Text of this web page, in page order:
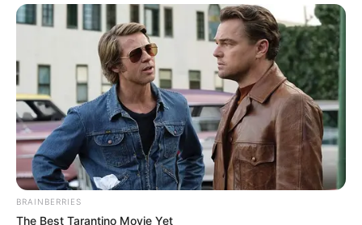
Kaltwassergeysir schießt bei Andernach etwa alle
90 Minuten bis zu 60 Meter in die Höhe. Eine
angebohrte Kohlenstoffdioxidquelle bewirkt dieses
Phänomen. Seit 2009 (Eröffnung 30.05.2009)
informiert zudem ein Geysir-Erlebniszentrum über
die Hintergründe dieses ungewöhnlichen
Schauspiels. Informationen unterwww.geysir-ander
nach.de
Trampolino in Andernach - Es gibt in dem
Freizeitpark viele Attraktionen die ganze Familie.
Hierzu gehören ein Indoorbereich mit Hüpfburg,
BRAINBERRIES
The Best Tarantino Movie Yet